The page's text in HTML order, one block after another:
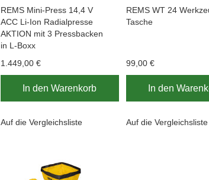
REMS Mini-Press 14,4 V
ACC Li-Ion Radialpresse
AKTION mit 3 Pressbacken
in L-Boxx
1.449,00 €
In den Warenkorb
Auf die Vergleichsliste
REMS WT 24
Tasche
99,00 €
In den
Auf die Vergleichsliste